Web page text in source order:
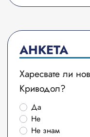
АНКЕТА
Харесвате ли
Криводол?
Да
Не
Не знам